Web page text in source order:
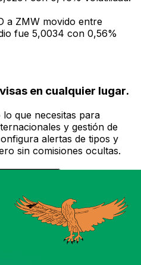
a ZMW movido entre
fue 5,0034 con 0,56%
en cualquier lugar.
que necesitas para
y gestión de
alertas de tipos y
sin comisiones ocultas.